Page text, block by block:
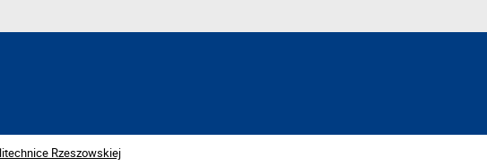
Rzeszowskiej